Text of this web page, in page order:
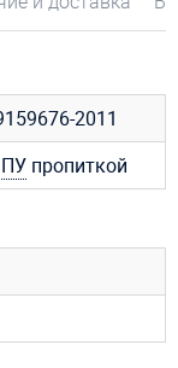
2011
ПУ пропиткой